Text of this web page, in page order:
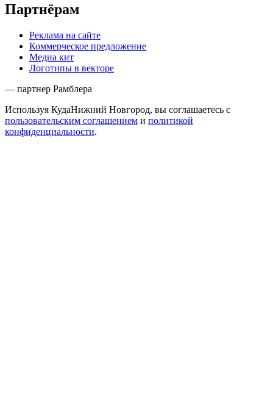
Партнёрам
Реклама на сайте
Коммерческое предложение
Медиа кит
Логотипы в векторе
— партнер Рамблера
Используя КудаНижний Новгород, вы соглашаетесь с
пользовательским соглашением и политикой
конфиденциальности.